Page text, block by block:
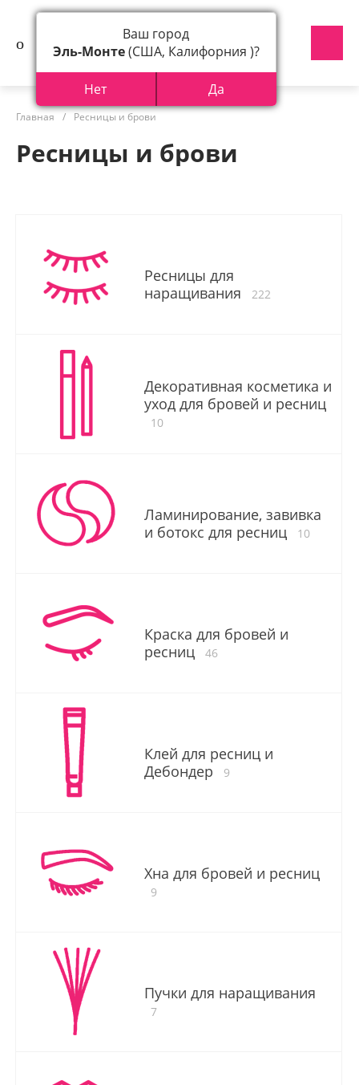
Главная / Ресницы и брови
Ресницы и брови
Ресницы для
наращивания
222
Декоративная косметика и
уход для бровей и ресниц
10
Ламинирование, завивка
и ботокс для ресниц
10
Краска для бровей и
ресниц
46
Клей для ресниц и
Дебондер
9
Хна для бровей и ресниц
9
Пучки для наращивания
7
Ваш город
Эль-Монте(США, Калифорния )?
Нет Да